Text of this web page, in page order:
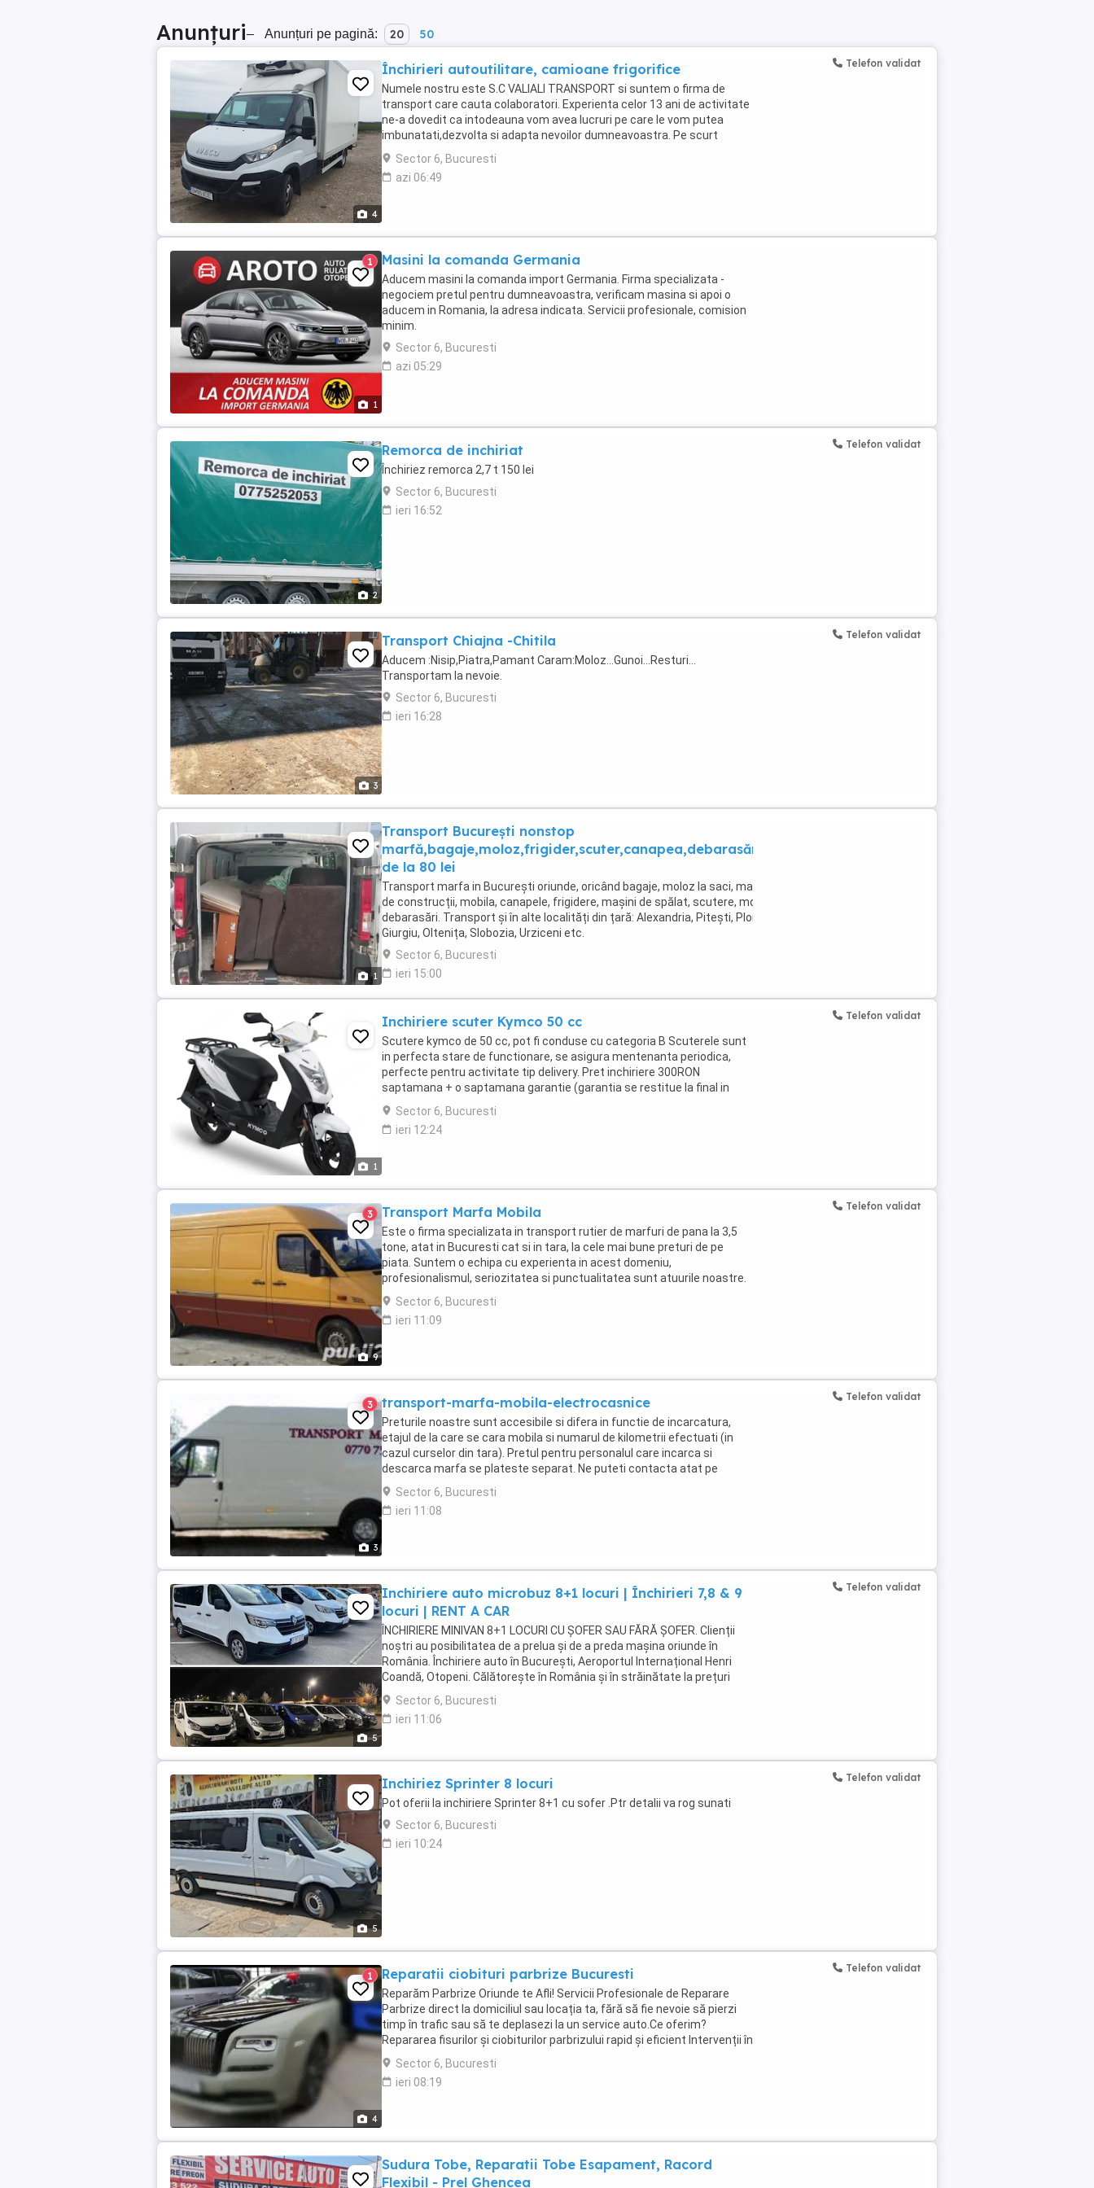
Anunțuri– Anunțuri pe pagină: 20 50
4
Închirieri autoutilitare, camioane frigorifice
Numele nostru este S.C VALIALI TRANSPORT si suntem o firma de
transport care cauta colaboratori. Experienta celor 13 ani de activitate
ne-a dovedit ca intodeauna vom avea lucruri pe care le vom putea
imbunatati,dezvolta si adapta nevoilor dumneavoastra. Pe scurt
,suntem o echipa ce va garanteaza profesionalism ...
Sector 6, Bucuresti
azi 06:49
Telefon validat
1
1 Masini la comanda Germania
Aducem masini la comanda import Germania. Firma specializata -
negociem pretul pentru dumneavoastra, verificam masina si apoi o
aducem in Romania, la adresa indicata. Servicii profesionale, comision
minim.
Sector 6, Bucuresti
azi 05:29
2
Remorca de inchiriat
Închiriez remorca 2,7 t 150 lei
Sector 6, Bucuresti
ieri 16:52
Telefon validat
3
Transport Chiajna -Chitila
Aducem :Nisip,Piatra,Pamant Caram:Moloz...Gunoi...Resturi...
Transportam la nevoie.
Sector 6, Bucuresti
ieri 16:28
Telefon validat
1
Transport București nonstop
marfă,bagaje,moloz,frigider,scuter,canapea,debarasări,orice
de la 80 lei
Transport marfa in București oriunde, oricând bagaje, moloz la saci, materiale
de construcții, mobila, canapele, frigidere, mașini de spălat, scutere, motoare,
debarasări. Transport și în alte localități din țară: Alexandria, Pitești, Ploiesti,
Giurgiu, Oltenița, Slobozia, Urziceni etc.
Sector 6, Bucuresti
ieri 15:00
1
Inchiriere scuter Kymco 50 cc
Scutere kymco de 50 cc, pot fi conduse cu categoria B Scuterele sunt
in perfecta stare de functionare, se asigura mentenanta periodica,
perfecte pentru activitate tip delivery. Pret inchiriere 300RON
saptamana + o saptamana garantie (garantia se restitue la final in
conformitate cu stare in care se afla ...
Sector 6, Bucuresti
ieri 12:24
Telefon validat
9
3 Transport Marfa Mobila
Este o firma specializata in transport rutier de marfuri de pana la 3,5
tone, atat in Bucuresti cat si in tara, la cele mai bune preturi de pe
piata. Suntem o echipa cu experienta in acest domeniu,
profesionalismul, seriozitatea si punctualitatea sunt atuurile noastre.
Serviciile noastre de transport ...
Sector 6, Bucuresti
ieri 11:09
Telefon validat
3
3 transport-marfa-mobila-electrocasnice
Preturile noastre sunt accesibile si difera in functie de incarcatura,
etajul de la care se cara mobila si numarul de kilometrii efectuati (in
cazul curselor din tara). Pretul pentru personalul care incarca si
descarca marfa se plateste separat. Ne puteti contacta atat pe
adresa de mail , cat si pe ...
Sector 6, Bucuresti
ieri 11:08
Telefon validat
5
Inchiriere auto microbuz 8+1 locuri | Închirieri 7,8 & 9
locuri | RENT A CAR
ÎNCHIRIERE MINIVAN 8+1 LOCURI CU ȘOFER SAU FĂRĂ ȘOFER. Clienții
noștri au posibilitatea de a prelua și de a preda mașina oriunde în
România. Închiriere auto în București, Aeroportul Internațional Henri
Coandă, Otopeni. Călătorește în România și în străinătate la prețuri
reduse cu mașini noi. Posibilitate ...
Sector 6, Bucuresti
ieri 11:06
Telefon validat
5
Inchiriez Sprinter 8 locuri
Pot oferii la inchiriere Sprinter 8+1 cu sofer .Ptr detalii va rog sunati
Sector 6, Bucuresti
ieri 10:24
Telefon validat
4
1 Reparatii ciobituri parbrize Bucuresti
Reparăm Parbrize Oriunde te Afli! Servicii Profesionale de Reparare
Parbrize direct la domiciliul sau locația ta, fără să fie nevoie să pierzi
timp în trafic sau să te deplasezi la un service auto.Ce oferim?
Repararea fisurilor și ciobiturilor parbrizului rapid și eficient Intervenții în
București ...
Sector 6, Bucuresti
ieri 08:19
Telefon validat
Sudura Tobe, Reparatii Tobe Esapament, Racord
Flexibil - Prel Ghencea